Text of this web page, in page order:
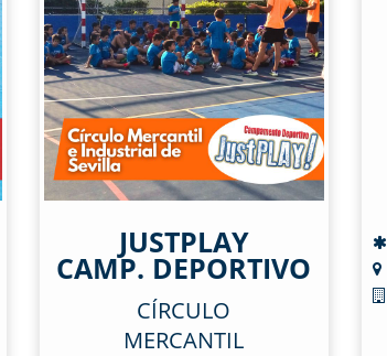
JUSTPLAY
CAMP. DEPORTIVO
CÍRCULO
MERCANTIL